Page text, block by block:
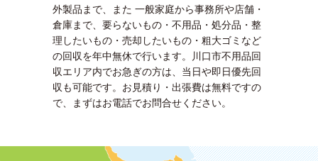
外製品まで、また 一般家庭から事務所や店舗・
倉庫まで、要らないもの・不用品・処分品・整
理したいもの・売却したいもの・粗大ゴミなど
の回収を年中無休で行います。川口市不用品回
収エリア内でお急ぎの方は、当日や即日優先回
収も可能です。お見積り・出張費は無料ですの
で、まずはお電話でお問合せください。